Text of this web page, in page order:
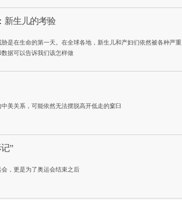
新生儿的考验
是在生命的第一天。在全球各地，新生儿和产妇们依然被各种严重
据可以告诉我们该怎样做
美关系，可能依然无法摆脱高开低走的窠臼
”
，更是为了奥运会结束之后